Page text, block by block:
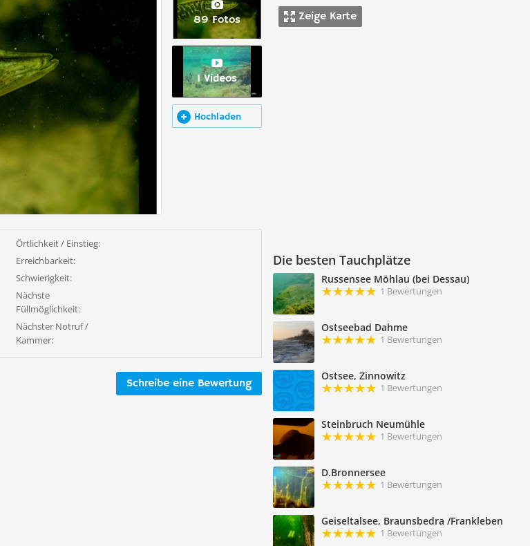
Zeige Karte
Die besten Tauchplätze
Russensee Möhlau (bei Dessau)
1 Bewertungen
Ostseebad Dahme
1 Bewertungen
Ostsee, Zinnowitz
1 Bewertungen
Steinbruch Neumühle
1 Bewertungen
D.Bronnersee
1 Bewertungen
Geiseltalsee, Braunsbedra /Frankleben
1 Bewertungen
89 Fotos
1 Videos
Hochladen
Örtlichkeit / Einstieg:
Erreichbarkeit:
Schwierigkeit:
Nächste
Füllmöglichkeit:
Nächster Notruf /
Kammer:
Schreibe eine Bewertung